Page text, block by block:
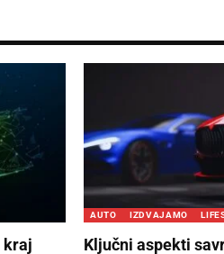
kraj
AUTO IZDVAJAMO
Ključni aspekti